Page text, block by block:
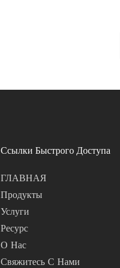
Ссылки Быстрого Доступа
ГЛАВНАЯ
Продукты
Услуги
Ресурс
О Нас
Свяжитесь С Нами